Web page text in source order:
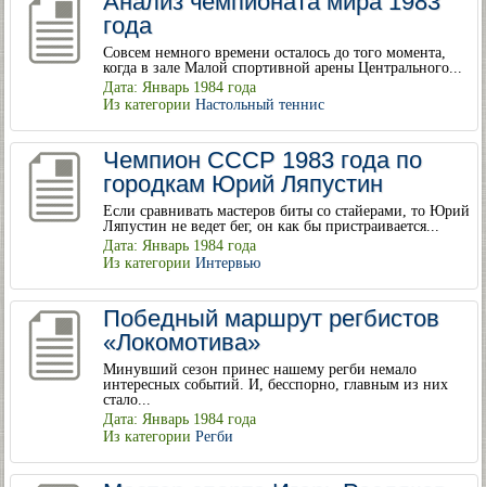
года
Совсем немного времени осталось до того момента,
когда в зале Малой спортивной арены Центрального...
Дата: Январь 1984 года
Из категории Настольный теннис
Чемпион СССР 1983 года по
городкам Юрий Ляпустин
Если сравнивать мастеров биты со стайерами, то Юрий
Ляпустин не ведет бег, он как бы пристраивается...
Дата: Январь 1984 года
Из категории Интервью
Победный маршрут регбистов
«Локомотива»
Минувший сезон принес нашему регби немало
интересных событий. И, бесспорно, главным из них
стало...
Дата: Январь 1984 года
Из категории Регби